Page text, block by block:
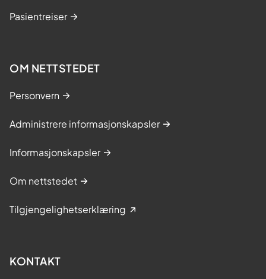
Pasientreiser
OM NETTSTEDET
Personvern
Administrere informasjonskapsler
Informasjonskapsler
Om nettstedet
Tilgjengelighetserklæring
KONTAKT